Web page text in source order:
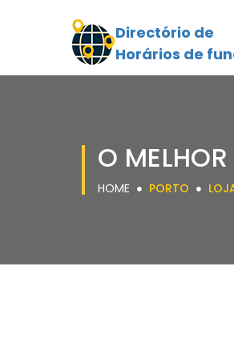
Directório de
Horários de
O
HOME PORTO